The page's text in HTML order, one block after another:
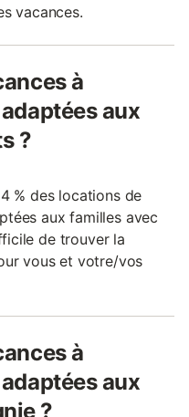
vacances.
à
aux
?
% des locations de
aux familles avec
de trouver la
vous et votre/vos
à
aux
?